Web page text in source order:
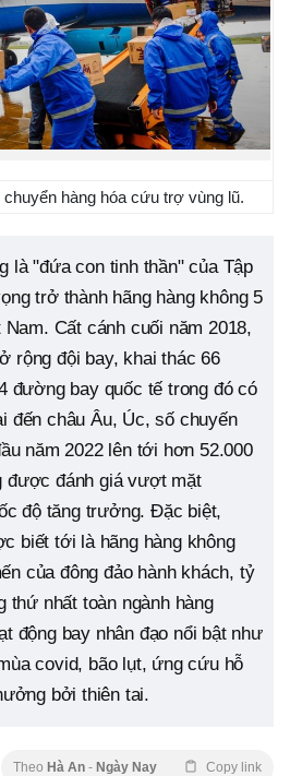
hàng hóa cứu trợ vùng lũ.
là "đứa con tinh thần" của Tập
trở thành hãng hàng không 5
Cất cánh cuối năm 2018,
rộng đội bay, khai thác 66
đường bay quốc tế trong đó có
đến châu Âu, Úc, số chuyến
năm 2022 lên tới hơn 52.000
được đánh giá vượt mặt
độ tăng trưởng. Đặc biệt,
biết tới là hãng hàng không
của đông đảo hành khách, tỷ
thứ nhất toàn ngành hàng
động bay nhân đạo nổi bật như
covid, bão lụt, ứng cứu hỗ
bởi thiên tai.
Theo Hà An - Ngày Nay Copy link